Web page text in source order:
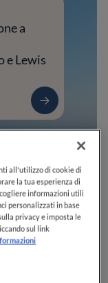
0
a
e Lewis
all'utilizzo di cookie di
la tua esperienza di
informazioni utili
personalizzati in base
privacy e imposta le
sul link